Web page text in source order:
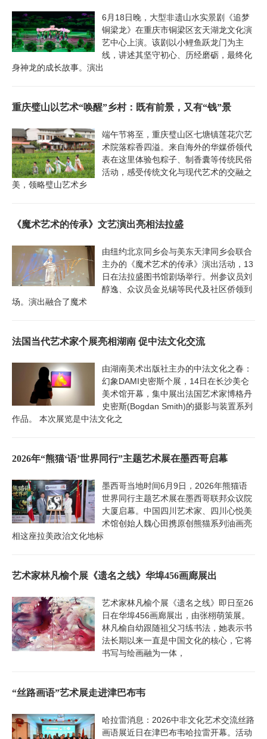
6月18日晚，大型非遗山水实景剧《追梦
铜梁龙》在重庆市铜梁区玄天湖龙文化演
艺中心上演。该剧以小鲤鱼跃龙门为主
线，讲述其坚守初心、历经磨砺，最终化
身神龙的成长故事。演出
重庆璧山以艺术“唤醒”乡村：既有前景，又有“钱”景
端午节将至，重庆璧山区七塘镇莲花穴艺
术院落粽香四溢。来自海外的华媒侨领代
表在这里体验包粽子、制香囊等传统民俗
活动，感受传统文化与现代艺术的交融之
美，领略璧山艺术乡
《魔术艺术的传承》文艺演出亮相法拉盛
由纽约北京同乡会与美东天津同乡会联合
主办的《魔术艺术的传承》演出活动，13
日在法拉盛图书馆剧场举行。州参议员刘
醇逸、众议员金兑锡等民代及社区侨领到
场。演出融合了魔术
法国当代艺术家个展亮相湖南 促中法文化交流
由湖南美术出版社主办的中法文化之春：
幻象DAMI史密斯个展，14日在长沙美仑
美术馆开幕，集中展出法国艺术家博格丹
史密斯(Bogdan Smith)的摄影与装置系列
作品。 本次展览是中法文化之
2026年“熊猫‘语’世界同行”主题艺术展在墨西哥启幕
墨西哥当地时间6月9日，2026年熊猫语
世界同行主题艺术展在墨西哥联邦众议院
大厦启幕。中国四川艺术家、四川心悦美
术馆创始人魏心田携原创熊猫系列油画亮
相这座拉美政治文化地标
艺术家林凡榆个展《遗名之线》华埠456画廊展出
艺术家林凡榆个展《遗名之线》即日至26
日在华埠456画廊展出，由张栩萌策展。
林凡榆自幼跟随祖父习练书法，她表示书
法长期以来一直是中国文化的核心，它将
书写与绘画融为一体，
“丝路画语”艺术展走进津巴布韦
哈拉雷消息：2026中非文化艺术交流丝路
画语展近日在津巴布韦哈拉雷开幕。活动